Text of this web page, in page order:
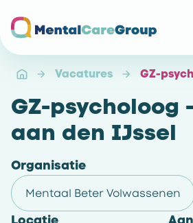
Vacatures GZ-
GZ-psycholoog
aan den IJssel
Organisatie
Mentaal Beter Volwassenen